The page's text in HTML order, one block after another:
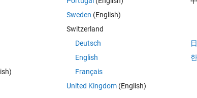
on low speed kinematics. Does anybody have any
" by Hans B. Pacejka.
Sweden (English)
Switzerland
Deutsch
English
Français
United Kingdom(English)